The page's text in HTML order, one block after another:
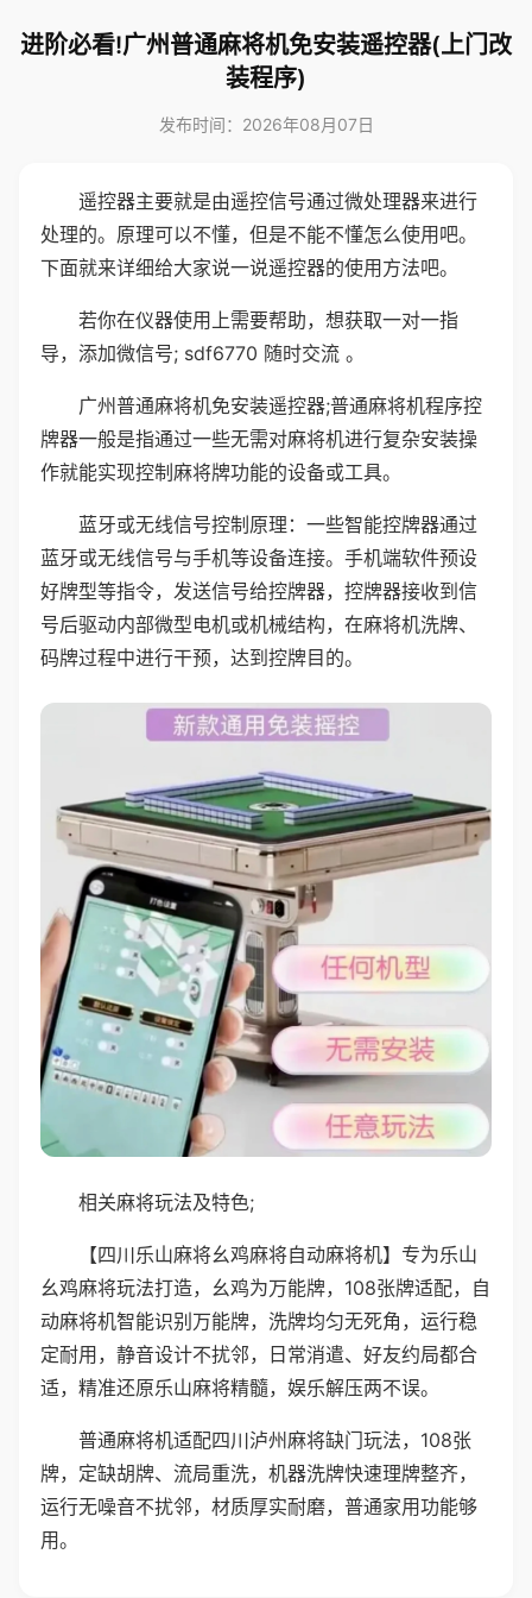
进阶必看!广州普通麻将机免安装遥控器(上门改
装程序)
发布时间：2026年08月07日
遥控器主要就是由遥控信号通过微处理器来进行
处理的。原理可以不懂，但是不能不懂怎么使用吧。
下面就来详细给大家说一说遥控器的使用方法吧。
若你在仪器使用上需要帮助，想获取一对一指
导，添加微信号; sdf6770 随时交流 。
广州普通麻将机免安装遥控器;普通麻将机程序控
牌器一般是指通过一些无需对麻将机进行复杂安装操
作就能实现控制麻将牌功能的设备或工具。
蓝牙或无线信号控制原理：一些智能控牌器通过
蓝牙或无线信号与手机等设备连接。手机端软件预设
好牌型等指令，发送信号给控牌器，控牌器接收到信
号后驱动内部微型电机或机械结构，在麻将机洗牌、
码牌过程中进行干预，达到控牌目的。
相关麻将玩法及特色;
【四川乐山麻将幺鸡麻将自动麻将机】专为乐山
幺鸡麻将玩法打造，幺鸡为万能牌，108张牌适配，自
动麻将机智能识别万能牌，洗牌均匀无死角，运行稳
定耐用，静音设计不扰邻，日常消遣、好友约局都合
适，精准还原乐山麻将精髓，娱乐解压两不误。
普通麻将机适配四川泸州麻将缺门玩法，108张
牌，定缺胡牌、流局重洗，机器洗牌快速理牌整齐，
运行无噪音不扰邻，材质厚实耐磨，普通家用功能够
用。